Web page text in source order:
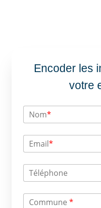
Encoder les
votre
Nom*
Email*
Téléphone
Commune *